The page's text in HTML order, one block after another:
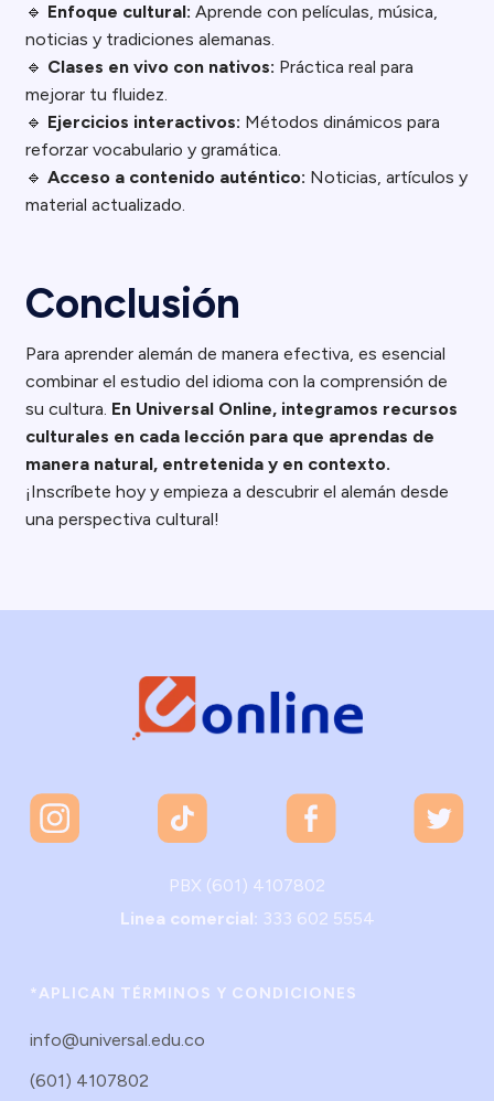
🔹 Enfoque cultural: Aprende con películas, música,
noticias y tradiciones alemanas.
🔹 Clases en vivo con nativos: Práctica real para
mejorar tu fluidez.
🔹 Ejercicios interactivos: Métodos dinámicos para
reforzar vocabulario y gramática.
🔹Acceso a contenido auténtico: Noticias, artículos y
material actualizado.
Conclusión
Para aprender alemán de manera efectiva, es esencial
combinar el estudio del idioma con la comprensión de
su cultura. En Universal Online, integramos recursos
culturales en cada lección para que aprendas de
manera natural, entretenida y en contexto.
¡Inscríbete hoy y empieza a descubrir el alemán desde
una perspectiva cultural!
PBX (601) 4107802
Linea comercial: 333 602 5554
*APLICAN TÉRMINOS Y CONDICIONES
info@universal.edu.co
(601) 4107802